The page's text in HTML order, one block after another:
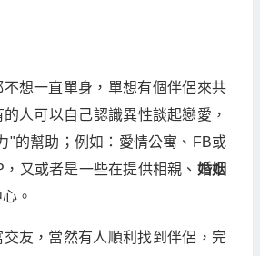
不想一直單身，單想有個伴侶來共
人可以自己認識異性談起戀愛，
"的幫助；例如：愛情公寓、FB或
又或者是一些在提供相親、 婚姻
。
友，當然有人順利找到伴侶，完